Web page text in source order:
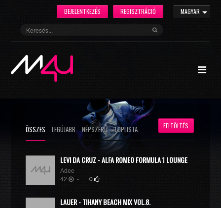
MAGYAR
REGISZTRÁCIÓ
BEJELENTKEZÉS
ÖSSZES LEGÚJABB NÉPSZERŰ TOPLISTA FELTÖLTÉS
LEVI DA CRUZ - ALFA ROMEO FORMULA 1 LOUNGE
Adee
42
- 0
LAUER - TIHANY BEACH MIX VOL.8.